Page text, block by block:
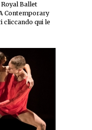
Ballet
Contemporary
cliccando qui le